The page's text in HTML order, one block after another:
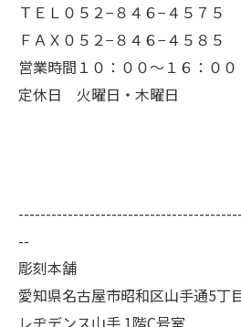
ＴＥＬ０５２−８４６−４５７５
ＦＡＸ０５２−８４６−４５８５
営業時間１０：００～１６：００
定休日 火曜日・木曜日
--
彫刻本舗
愛知県名古屋市昭和区山手通5丁
レヂデンス山手 1階C号室